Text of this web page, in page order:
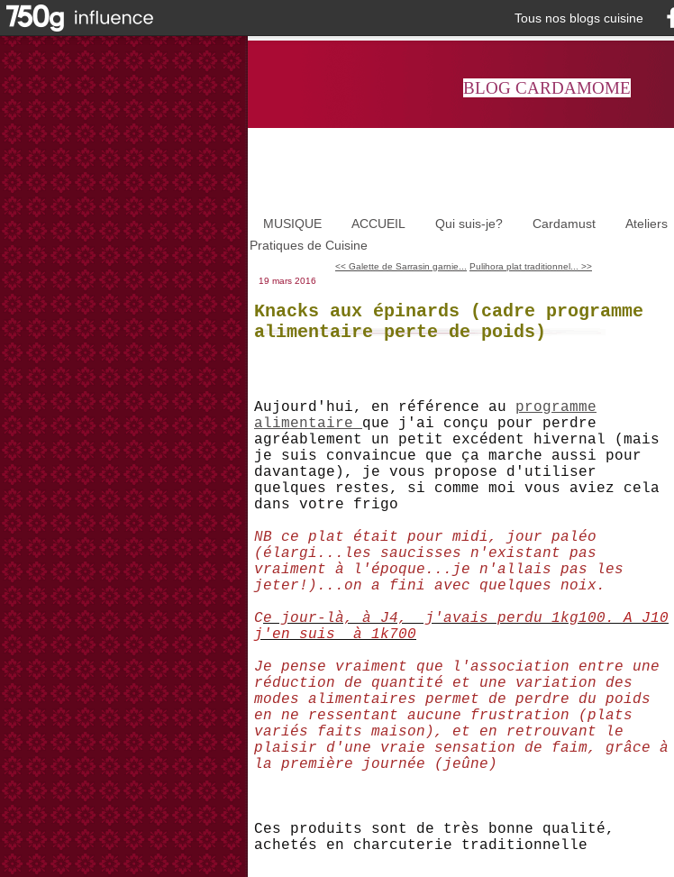
Tous nos blogs cuisine
BLOG CARDAMOME
MUSIQUE ACCUEIL Qui suis-je? Cardamust
Ateliers
Pratiques de Cuisine
<< Galette de Sarrasin garnie...
Pulihora plat traditionnel... >>
19 mars 2016
Knacks aux épinards (cadre programme
alimentaire perte de poids)
Aujourd'hui, en référence au programme
alimentaire que j'ai conçu pour perdre
agréablement un petit excédent hivernal (mais
je suis convaincue que ça marche aussi pour
davantage), je vous propose d'utiliser
quelques restes, si comme moi vous aviez cela
dans votre frigo
NB ce plat était pour midi, jour paléo
(élargi...les saucisses n'existant pas
vraiment à l'époque...je n'allais pas les
jeter!)...on a fini avec quelques noix.
Ce jour-là, à J4, j'avais perdu 1kg100 .A J10
j'en suis à 1k700
Je pense vraiment que l'association entre une
réduction de quantité et une variation des
modes alimentaires permet de perdre du poids
en ne ressentant aucune frustration (plats
variés faits maison), et en retrouvant le
plaisir d'une vraie sensation de faim, grâce à
la première journée (jeûne)
Ces produits sont de très bonne qualité,
achetés en charcuterie traditionnelle